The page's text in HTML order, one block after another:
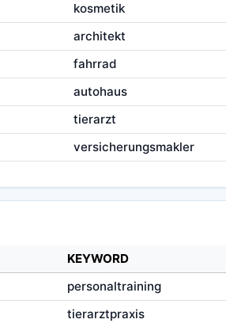
kosmetik
architekt
fahrrad
autohaus
tierarzt
versicherungsmakler
KEYWORD
personaltraining
tierarztpraxis